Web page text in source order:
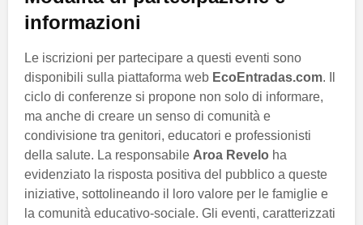
informazioni
Le iscrizioni per partecipare a questi eventi sono
disponibili sulla piattaforma web EcoEntradas.com. Il
ciclo di conferenze si propone non solo di informare,
ma anche di creare un senso di comunità e
condivisione tra genitori, educatori e professionisti
della salute. La responsabile Aroa Revelo ha
evidenziato la risposta positiva del pubblico a queste
iniziative, sottolineando il loro valore per le famiglie e
la comunità educativo-sociale. Gli eventi, caratterizzati